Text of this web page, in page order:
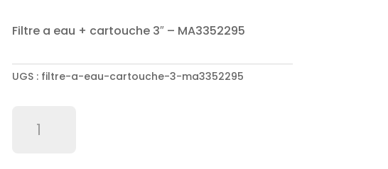
Filtre a eau + cartouche 3″ – MA3352295
UGS : filtre-a-eau-cartouche-3-ma3352295